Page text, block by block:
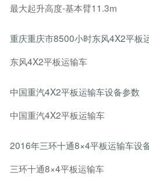
最大起升高度-基本臂11.3m
重庆重庆市8500小时东风4X2平板
东风4X2平板运输车
中国重汽4X2平板运输车设备参数
中国重汽4X2平板运输车
2016年三环十通8×4平板运输车设
三环十通8×4平板运输车